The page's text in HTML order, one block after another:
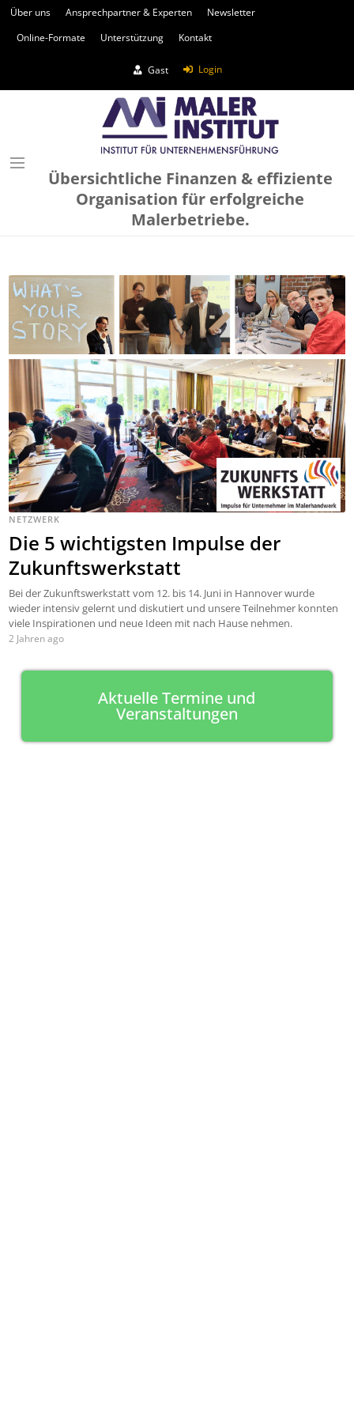
Über uns Ansprechpartner & Experten
Newsletter
Online-Formate
Unterstützung Kontakt
Gast Login
Übersichtliche Finanzen & effiziente
Organisation für erfolgreiche
Malerbetriebe.
NETZWERK
Die 5 wichtigsten Impulse der
Zukunftswerkstatt
Bei der Zukunftswerkstatt vom 12. bis 14. Juni in Hannover wurde
wieder intensiv gelernt und diskutiert und unsere Teilnehmer konnten
viele Inspirationen und neue Ideen mit nach Hause nehmen.
2 Jahren ago
Aktuelle Termine und
Veranstaltungen